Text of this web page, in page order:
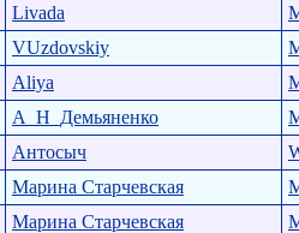
Livada
VUzdovskiy
Aliya
А_Н_Демьяненко
Антосыч
Марина Старчевская
Марина Старчевская